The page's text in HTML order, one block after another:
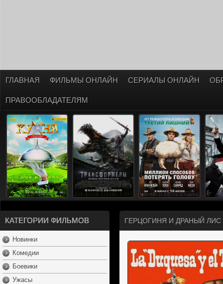
ГЛАВНАЯ ФИЛЬМЫ ОНЛАЙН СЕРИАЛЫ ОНЛАЙН
ПРАВООБЛАДАТЕЛЯМ
КАТЕГОРИИ ФИЛЬМОВ
Новинки
Комедии
Боевики
Ужасы
ГЕРЦОГИНЯ И ДРАНЫЙ